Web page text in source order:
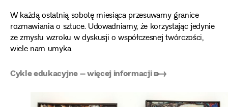
W każdą ostatnią sobotę miesiąca przesuwamy granice
rozmawiania o sztuce. Udowadniamy, że korzystając jedynie
ze zmysłu wzroku w dyskusji o współczesnej twórczości,
wiele nam umyka.
Cykle edukacyjne – więcej informacji ➸